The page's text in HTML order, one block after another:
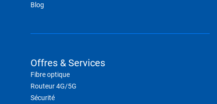
Blog
Offres & Services
Fibre optique
Routeur 4G/5G
Sécurité